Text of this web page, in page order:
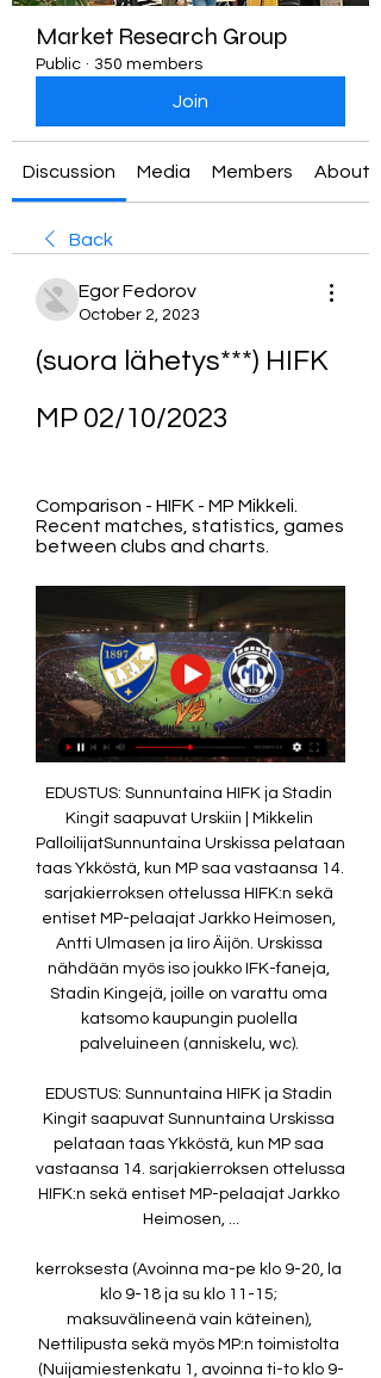
Market Research Group
Public · 350 members
Join
Discussion Media Members About
Back
Egor Fedorov
October 2, 2023
(suora lähetys***) HIFK
MP 02/10/2023
Comparison - HIFK - MP Mikkeli.
Recent matches, statistics, games
between clubs and charts.
EDUSTUS: Sunnuntaina HIFK ja Stadin
Kingit saapuvat Urskiin | Mikkelin
PalloilijatSunnuntaina Urskissa pelataan
taas Ykköstä, kun MP saa vastaansa 14.
sarjakierroksen ottelussa HIFK:n sekä
entiset MP-pelaajat Jarkko Heimosen,
Antti Ulmasen ja Iiro Äijön. Urskissa
nähdään myös iso joukko IFK-faneja,
Stadin Kingejä, joille on varattu oma
katsomo kaupungin puolella
palveluineen (anniskelu, wc).
EDUSTUS: Sunnuntaina HIFK ja Stadin
Kingit saapuvat Sunnuntaina Urskissa
pelataan taas Ykköstä, kun MP saa
vastaansa 14. sarjakierroksen ottelussa
HIFK:n sekä entiset MP-pelaajat Jarkko
Heimosen, ...
kerroksesta (Avoinna ma-pe klo 9-20, la
klo 9-18 ja su klo 11-15;
maksuvälineenä vain käteinen),
Nettilipusta sekä myös MP:n toimistolta
(Nuijamiestenkatu 1, avoinna ti-to klo 9-